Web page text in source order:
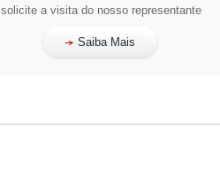
solicite a visita do nosso representante
Saiba Mais